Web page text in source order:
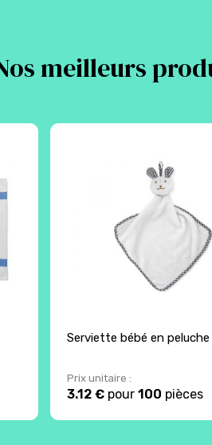
meilleurs
Serviette bébé en peluche
Prix unitaire :
3.12 €pour 100 pièces